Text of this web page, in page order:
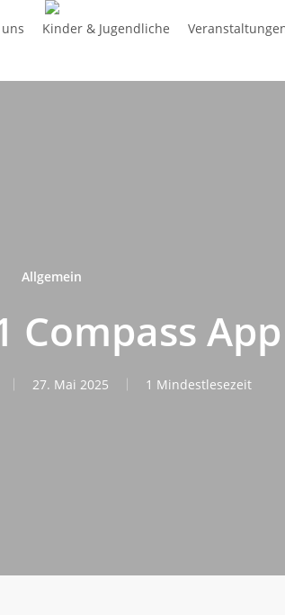
Kinder & Jugendliche
Allgemein
Compass App
27. Mai 2025 1 Mindestlesezeit